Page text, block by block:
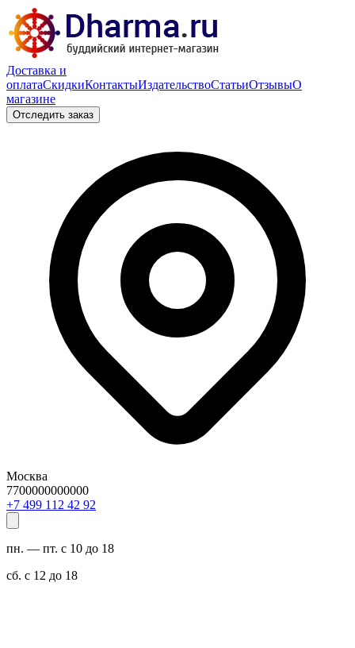
Доставка и
оплатаСкидкиКонтактыИздательствоСтатьиОтзывыО
магазине
Отследить заказ
Москва
7700000000000
29 24 211 994 7+
пн. — пт. с 10 до 18
сб. с 12 до 18